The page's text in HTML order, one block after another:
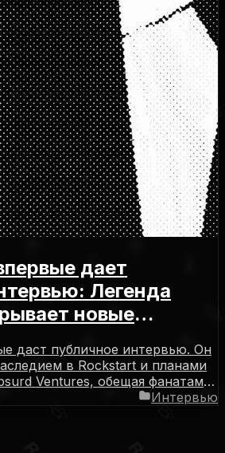
дает
Легенда
новые
даст публичное интервью. Он
в Rockstart и планами
Ventures, обещая фанатам
на прошлое и будущее игровой
Интервью